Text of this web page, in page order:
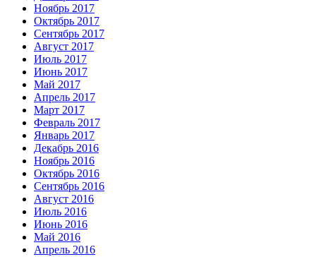
Ноябрь 2017
Октябрь 2017
Сентябрь 2017
Август 2017
Июль 2017
Июнь 2017
Май 2017
Апрель 2017
Март 2017
Февраль 2017
Январь 2017
Декабрь 2016
Ноябрь 2016
Октябрь 2016
Сентябрь 2016
Август 2016
Июль 2016
Июнь 2016
Май 2016
Апрель 2016